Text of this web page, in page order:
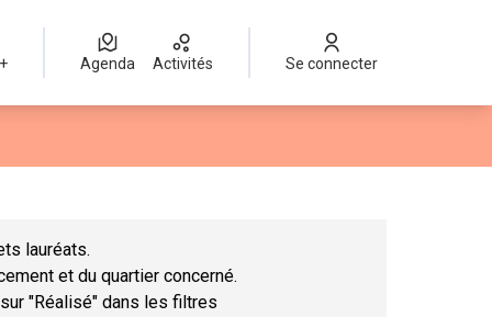
Agenda Activités Se connecter
lauréats.
et du quartier concerné.
"Réalisé" dans les filtres